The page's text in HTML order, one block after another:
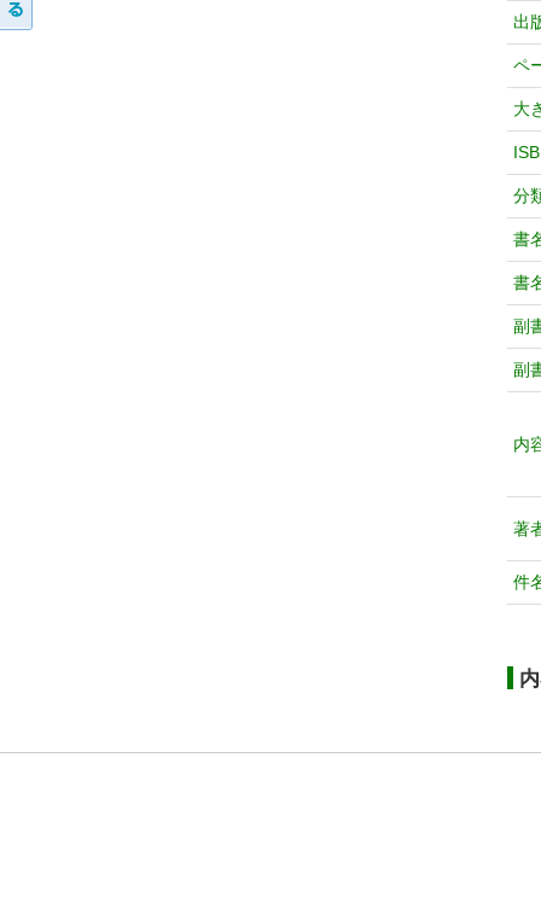
出
ペ
大
分
書
書
副
副
内
著
件